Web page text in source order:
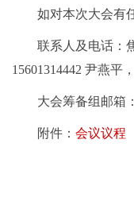
如对本次大会有
联系人及电话：
15601314442 尹燕平
大会筹备组邮箱
附件： 会议议程